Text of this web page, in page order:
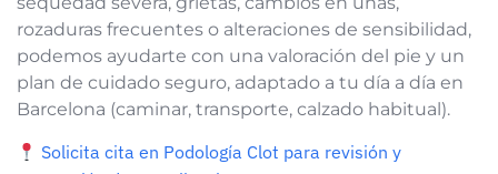
rozaduras frecuentes o alteraciones de sensibilidad,
podemos ayudarte con una valoración del pie y un
plan de cuidado seguro, adaptado a tu día a día en
Barcelona (caminar, transporte, calzado habitual).
Solicita cita en Podología Clot para revisión y